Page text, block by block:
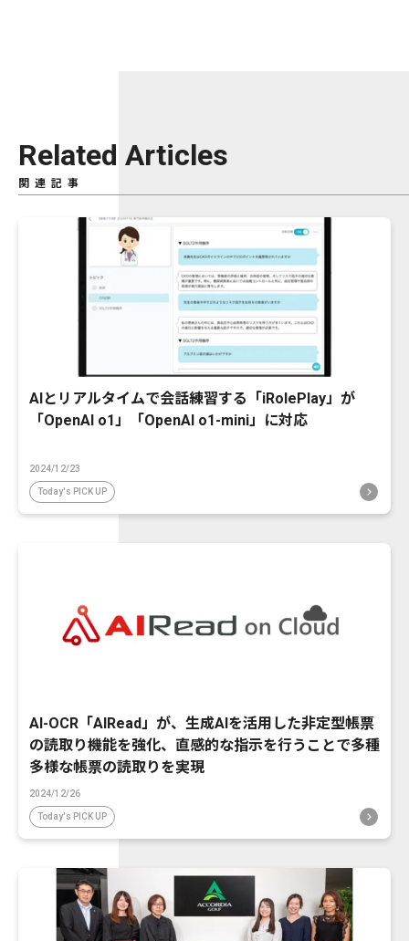
Related Articles
関連記事
AIとリアルタイムで会話練習する「iRolePlay」が
「OpenAI o1」「OpenAI o1-mini」に対応
2024/12/23
Today's PICK UP
AI-OCR「AIRead」が、生成AIを活用した非定型帳票
の読取り機能を強化、直感的な指示を行うことで多種
多様な帳票の読取りを実現
2024/12/26
Today's PICK UP